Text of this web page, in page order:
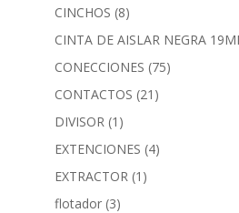
CINCHOS (8)
CINTA DE AISLAR NEGRA
CONECCIONES (75)
CONTACTOS (21)
DIVISOR (1)
EXTENCIONES (4)
EXTRACTOR (1)
flotador (3)